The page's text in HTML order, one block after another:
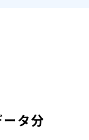
タ分